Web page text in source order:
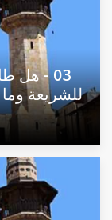
03 - هل
للشريعة